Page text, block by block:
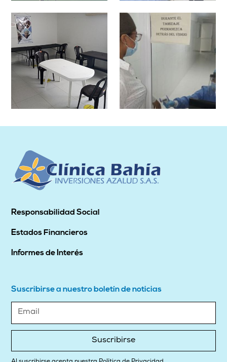
Responsabilidad Social
Estados Financieros
Informes de Interés
Suscribirse a nuestro boletín de noticias
Suscribirse